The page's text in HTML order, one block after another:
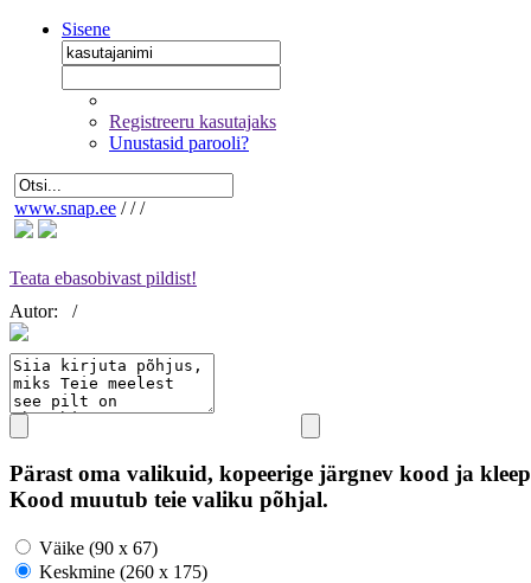
Sisene
Registreeru kasutajaks
Unustasid parooli?
www.snap.ee / / /
Teata ebasobivast pildist!
Autor:
/
Pärast oma valikuid, kopeerige järgnev kood ja
Kood muutub teie valiku põhjal.
Väike (90 x 67)
Keskmine (260 x 175)